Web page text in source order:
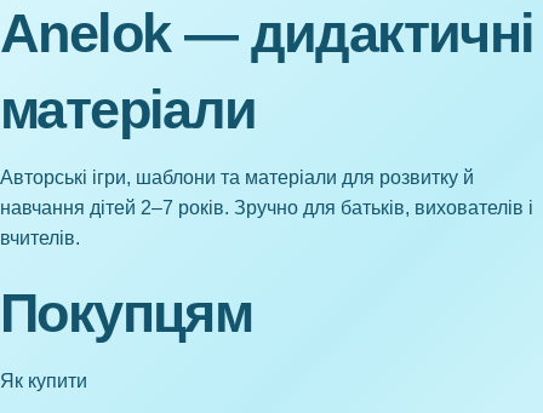
Anelok — дидактичні
матеріали
Авторські ігри, шаблони та матеріали для розвитку й
навчання дітей 2–7 років. Зручно для батьків, вихователів і
вчителів.
Покупцям
Як купити